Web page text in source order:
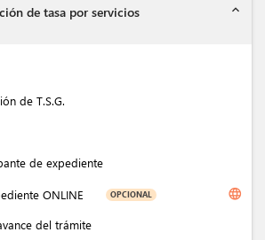
de tasa por servicios
expand_less
de T.S.G.
de expediente
ONLINE OPCIONAL language
del trámite